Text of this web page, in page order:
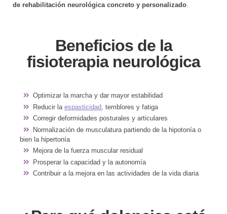
de rehabilitación neurológica concreto y personalizado.
Beneficios de la
fisioterapia neurológica
Optimizar la marcha y dar mayor estabilidad
Reducir la espasticidad , temblores y fatiga
Corregir deformidades posturales y articulares
Normalización de musculatura partiendo de la hipotonía o
bien la hipertonía
Mejora de la fuerza muscular residual
Prosperar la capacidad y la autonomía
Contribuir a la mejora en las actividades de la vida diaria